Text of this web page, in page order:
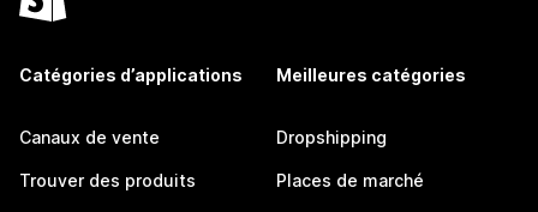
Catégories d’applications
Canaux de vente
Trouver des produits
Meilleures catégories
Dropshipping
Places de marché